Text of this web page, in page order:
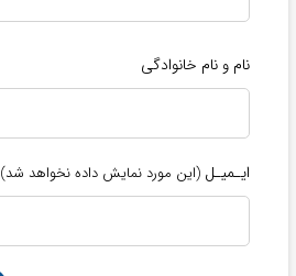
نام و نام خانوادگی
ایـمیـل (این مورد نمایش داده نخواهد شد)